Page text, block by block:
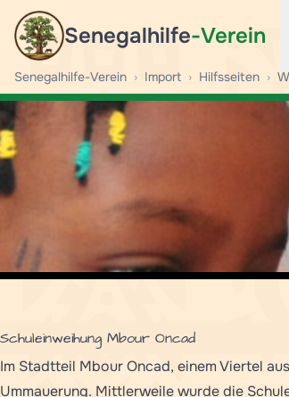
Senegalhilfe-Verein
Senegalhilfe-Verein › Import › Hilfsseiten ›
Schuleinweihung Mbour Oncad
Im Stadtteil Mbour Oncad, einem Viertel
Ummauerung. Mittlerweile wurde die